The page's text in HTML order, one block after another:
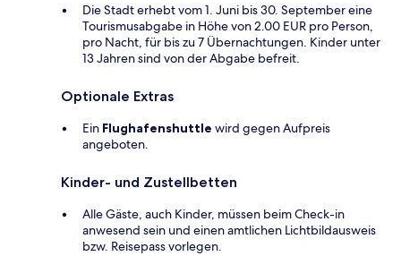
Die Stadt erhebt vom 1. Juni bis 30. September eine
Tourismusabgabe in Höhe von 2.00 EUR pro Person,
pro Nacht, für bis zu 7 Übernachtungen. Kinder unter
13 Jahren sind von der Abgabe befreit.
Optionale Extras
Ein Flughafenshuttle wird gegen Aufpreis
angeboten.
Kinder- und Zustellbetten
Alle Gäste, auch Kinder, müssen beim Check-in
anwesend sein und einen amtlichen Lichtbildausweis
bzw. Reisepass vorlegen.